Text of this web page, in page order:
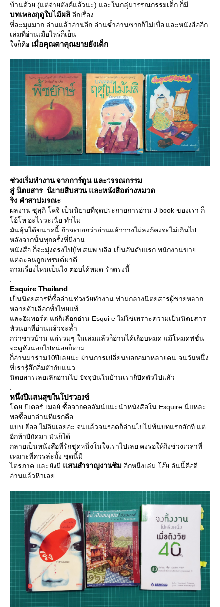
บ้านด้วย (แต่จ่ายตังค์แล้วนะ) และในกลุ่มวรรณกรรมเด็ก ก็มี
บทเพลงฤดูใบไม้ผลิ อีกเรื่อง
ที่ละมุนมาก อ่านแล้วอ่านอีก อ่านซ้ำอ่านซากก็ไม่เบื่อ และหนังสืออีก
เล่มที่อ่านเมื่อไหร่ก็เย็น
จก็คือ เมื่อคุณตาคุณยายยังเด็ก
.
ช่วงเริ่มทำงาน จากการ์ตูน และวรรณกรรม
สู่ นิตยสาร นิยายสืบสวน และหนังสือต่างหมวด
ริง คำสาปมรณะ
ผลงาน ซุสุกิ โคจิ เป็นนิยายที่จุดประกายการอ่าน J book ของเรา ก็
อ้โห อะไรวะเนี่ย ทำไม
มันลุ้นได้ขนาดนี้ ถ้าจะบอกว่าอ่านแล้ววางไม่ลงก้คงจะไม่เกินไป
หลังจากนั้นทุกครั้งที่มีงาน
หนังสือ ก็จะมุ่งตรงไปบู้ท สนพ.บลิส เป็นอันดับแรก พนักงานขา
ต่ละคนถูกเทรนด์มาดี
ถามเรื่องไหนเป็นไง ตอบได้หมด รักตรงนี้
.
Esquire Thailand
เป็นนิตยสารที่ซื้ออ่านช่วงวัยทำงาน ท่ามกลางนิตยสารผู้ชายหลาก
หลายตัวเลือกทั้งไทยแท้
ละอิมพอร์ต แต่ก็เลือกอ่าน Esquire ไม่ใช่เพราะความเป็นนิตยสาร
หัวนอกที่อ่านแล้วจะล้ำ
กว่าชาวบ้าน แต่รวมๆ ในเล่มแล้วก็อ่านได้เกือบหมด แม้โหมดฟชั่น
จะดูหัวนอกไปหน่อยก็ตาม
ก็อ่านมาร่วม10ปีเลยนะ ผ่านการเปลี่ยนบอกอมาหลายคน จนวันหนึ่ง
ที่เรารู้สึกอิ่มตัวกับแนว
นิตยสารเลยเลิกอ่านไป ปัจจุบันในบ้านเราก็ปิดตัวไปแล้ว
.
หนึ่งปีแสนสุขในโปรวองซ์
ดย ปีเตอร์ เมลย์ ซื้อจากคอลัมน์แนะนำหนังสือใน Esquire นี่แหละ
พอซื้อมาอ่านทีแรกคือ
บบ ฮืออ ไม่อินเลยอ่ะ จนแล้วจนรอดก็อ่านไปไม่พ้นบทแรกสักที แต่
อีกห้าปีถัดมา มันก็ได้
กลายเป็นหนังสือที่รักชุดหนึ่งในใจเราไปเลย คงรอให้ถึงช่วงเวลาที่
เหมาะที่ควรล่ะมั้ง ชุดนี้มี
ไตรภาค และยังมี สนสำราญงานชิม อีกหนึ่งเล่ม โอ๊ย อันนี้คือดี
อ่านแล้วหิวเล